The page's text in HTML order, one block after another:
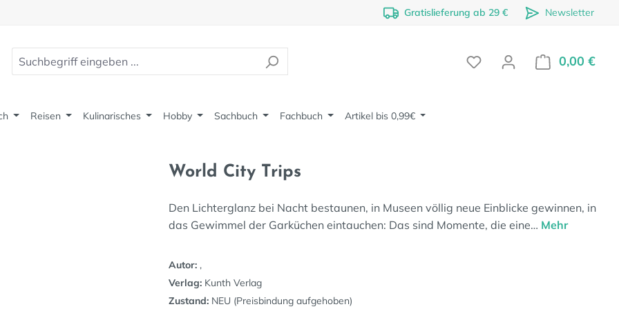
Gratislieferung ab 29 € Newsletter
0,00 €
Reisen Kulinarisches Hobby Sachbuch Fachbuch Artikel bis 0,99€
World City Trips
Den Lichterglanz bei Nacht bestaunen, in Museen völlig neue Einblicke gewinnen, in
das Gewimmel der Garküchen eintauchen: Das sind Momente, die eine… Mehr
Autor: ,
Verlag: Kunth Verlag
Zustand: NEU (Preisbindung aufgehoben)